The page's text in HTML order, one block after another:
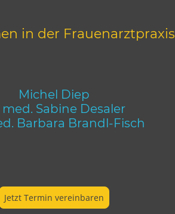
Jetzt Termin vereinbaren
in der Frauenarztpraxis
Michel Diep
med. Sabine Desaler
Barbara Brandl-Fisch